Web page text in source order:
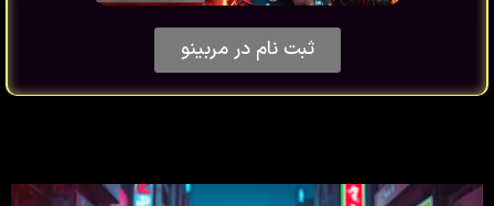
ثبت نام در مربینو